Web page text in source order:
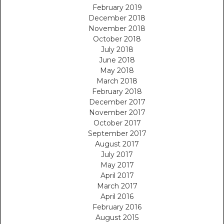
February 2019
December 2018
November 2018
October 2018
July 2018
June 2018
May 2018
March 2018
February 2018
December 2017
November 2017
October 2017
September 2017
August 2017
July 2017
May 2017
April 2017
March 2017
April 2016
February 2016
August 2015